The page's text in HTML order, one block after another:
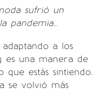
sufrió un
pandemia...
a los
es una manera de
estás sintiendo.
se volvió más